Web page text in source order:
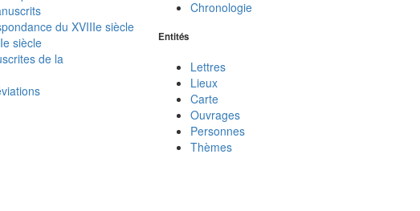
du XVIIIe siècle
siècle
de la
Chronologie
Entités
Lettres
Lieux
Carte
Ouvrages
Personnes
Thèmes